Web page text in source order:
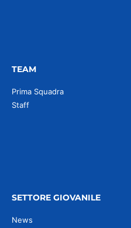
TEAM
Prima Squadra
Staff
SETTORE GIOVANILE
News